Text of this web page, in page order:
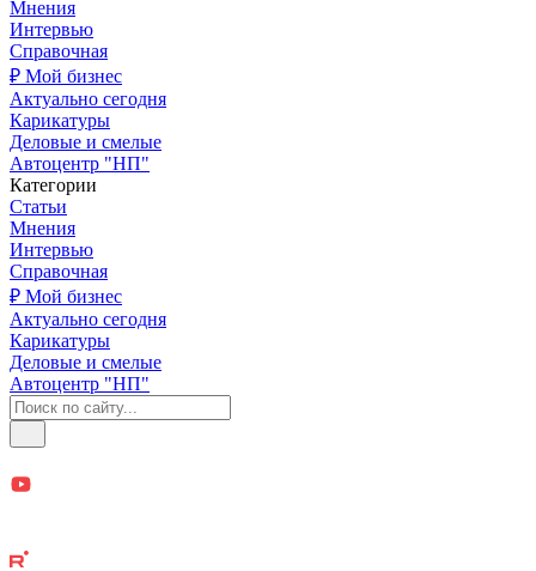
Мнения
Интервью
Справочная
₽ Мой бизнес
Актуально сегодня
Карикатуры
Деловые и смелые
Автоцентр "НП"
Категории
Статьи
Мнения
Интервью
Справочная
₽ Мой бизнес
Актуально сегодня
Карикатуры
Деловые и смелые
Автоцентр "НП"